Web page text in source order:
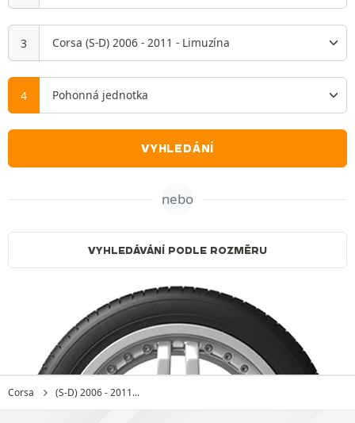
VYHLEDÁNÍ
nebo
VYHLEDÁVÁNÍ PODLE ROZMĚRU
Corsa (S-D) 2006 - 2011...